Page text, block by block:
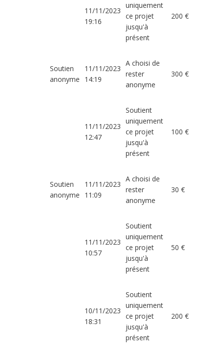
11/11/2023
19:16
uniquement
ce projet
jusqu'à
présent
200 €
Soutien
anonyme
11/11/2023
14:19
A choisi de
rester
anonyme
300 €
11/11/2023
12:47
Soutient
uniquement
ce projet
jusqu'à
présent
100 €
Soutien
anonyme
11/11/2023
11:09
A choisi de
rester
anonyme
30 €
11/11/2023
10:57
Soutient
uniquement
ce projet
jusqu'à
présent
50 €
10/11/2023
18:31
Soutient
uniquement
ce projet
jusqu'à
présent
200 €